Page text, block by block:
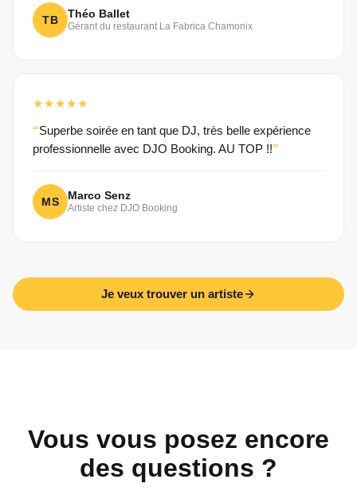
TB Théo Ballet
Gérant du restaurant La Fabrica Chamonix
★★★★★
Superbe soirée en tant que DJ, très belle expérience
professionnelle avec DJO Booking. AU TOP !!
MS Marco Senz
Artiste chez DJO Booking
Je veux trouver un artiste
Vous vous posez encore
des questions ?